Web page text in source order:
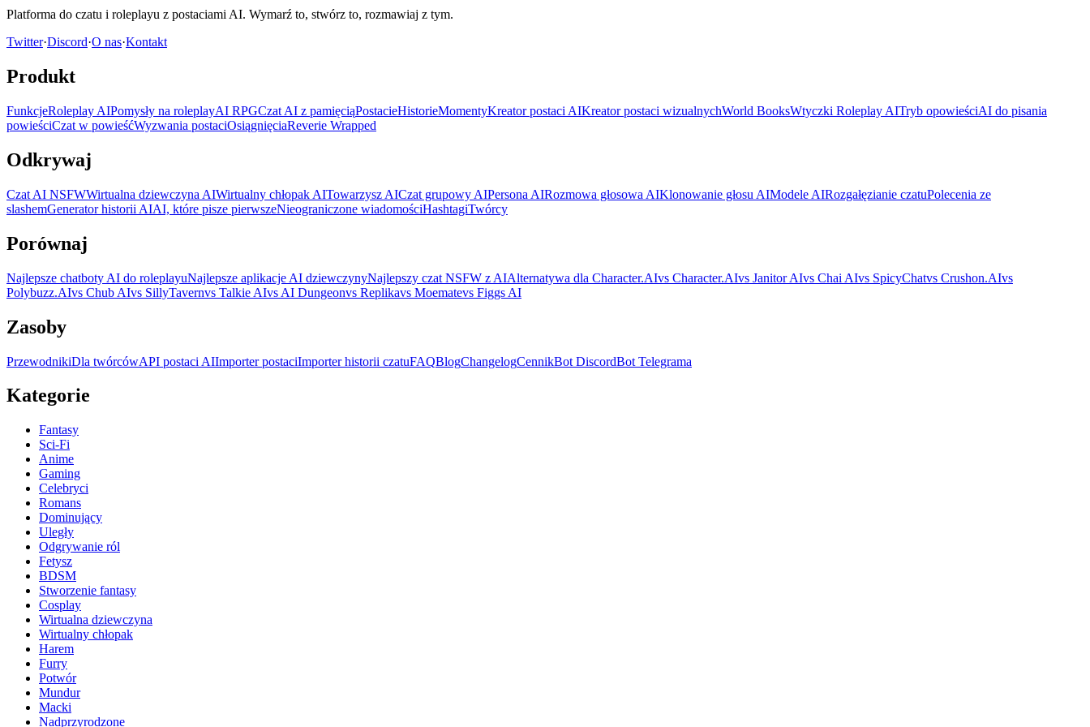
Platforma do czatu i roleplayu z postaciami AI. Wymarź to, stwórz to, rozmawiaj z tym.
Twitter·Discord·O nas·Kontakt
Produkt
FunkcjeRoleplay AIPomysły na roleplayAI RPGCzat AI z pamięciąPostacieHistorieMomentyKreator postaci AIKreator postaci wizualnychWorld BooksWtyczki Roleplay AITryb opowieściAI do pisania
powieściCzat w powieśćWyzwania postaciOsiągnięciaReverie Wrapped
Odkrywaj
Czat AI NSFWWirtualna dziewczyna AIWirtualny chłopak AITowarzysz AICzat grupowy AIPersona AIRozmowa głosowa AIKlonowanie głosu AIModele AIRozgałęzianie czatuPolecenia ze
slashemGenerator historii AIAI, które pisze pierwszeNieograniczone wiadomościHashtagiTwórcy
Porównaj
Najlepsze chatboty AI do roleplayuNajlepsze aplikacje AI dziewczynyNajlepszy czat NSFW z AIAlternatywa dla Character.AIvs Character.AIvs Janitor AIvs Chai AIvs SpicyChatvs Crushon.AIvs
Polybuzz.AIvs Chub AIvs SillyTavernvs Talkie AIvs AI Dungeonvs Replikavs Moematevs Figgs AI
Zasoby
PrzewodnikiDla twórcówAPI postaci AIImporter postaciImporter historii czatuFAQBlogChangelogCennikBot DiscordBot Telegrama
Kategorie
Fantasy
Sci-Fi
Anime
Gaming
Celebryci
Romans
Dominujący
Uległy
Odgrywanie ról
Fetysz
BDSM
Stworzenie fantasy
Cosplay
Wirtualna dziewczyna
Wirtualny chłopak
Harem
Furry
Potwór
Mundur
Macki
Nadprzyrodzone